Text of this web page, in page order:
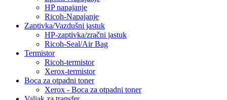
HP napajanje
Ricoh-Napajanje
Zaptivka/Vazdušni jastuk
HP-zaptivka/zračni jastuk
Ricoh-Seal/Air Bag
Termistor
Ricoh-termistor
Xerox-termistor
Boca za otpadni toner
Xerox - Boca za otpadni toner